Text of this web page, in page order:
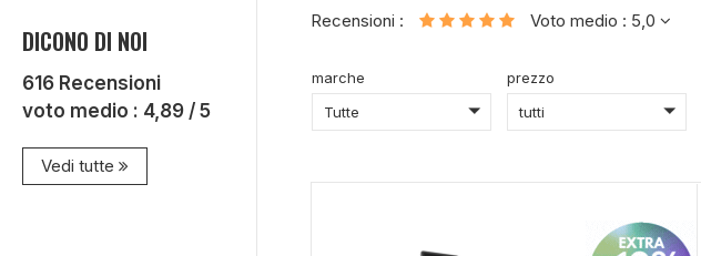
DICONO DI NOI
616 Recensioni
voto medio : 4,89 / 5
Vedi tutte
Recensioni : Voto medio : 5,0
marche
Tutte
prezzo
tutti